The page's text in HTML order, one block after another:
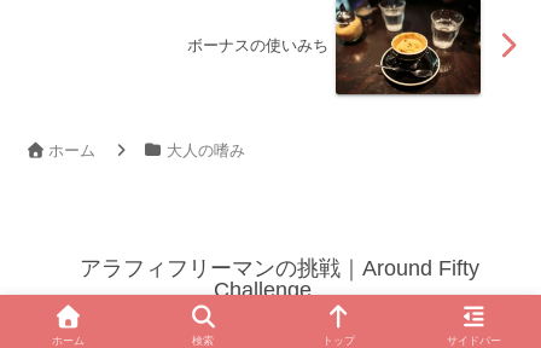
ボーナスの使いみち
ホーム 大人の嗜み
アラフィフリーマンの挑戦｜Around Fifty
Challenge
© 2022 アラフィフリーマンの挑戦｜Around Fifty Challenge.
ホーム 検索 トップ サイドバー